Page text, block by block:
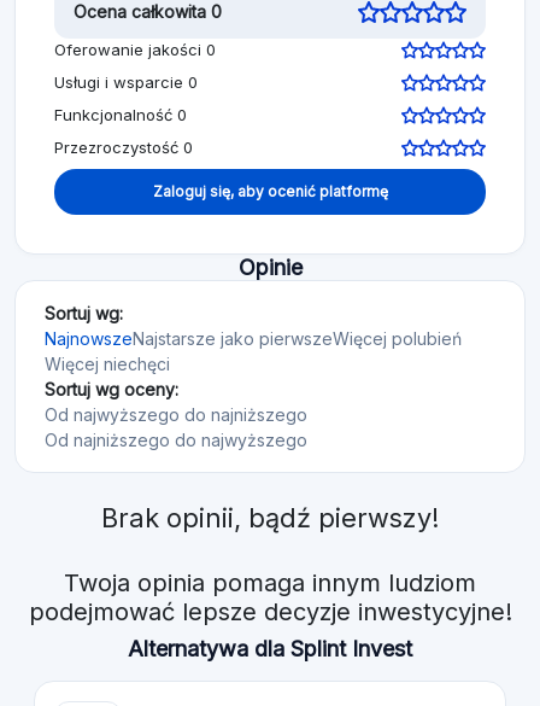
Ocena całkowita 0
Oferowanie jakości 0
Usługi i wsparcie 0
Funkcjonalność 0
Przezroczystość 0
Zaloguj się, aby ocenić platformę
Opinie
Sortuj wg:
NajnowszeNajstarsze jako pierwszeWięcej polubień
Więcej niechęci
Sortuj wg oceny:
Od najwyższego do najniższego
Od najniższego do najwyższego
Brak opinii, bądź pierwszy!
Twoja opinia pomaga innym ludziom
podejmować lepsze decyzje inwestycyjne!
Alternatywa dla Splint Invest